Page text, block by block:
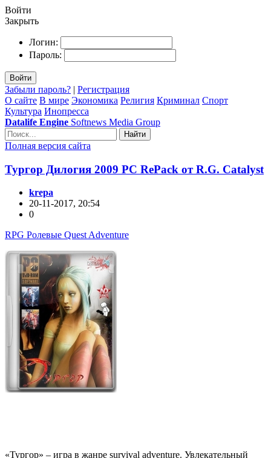
Войти
Закрыть
Логин:
Пароль:
Войти
Забыли пароль? | Регистрация
О сайте В мире Экономика Религия Криминал Спорт
Культура Инопресса
Datalife Engine Softnews Media Group
Найти
Полная версия сайта
Тургор Дилогия 2009 PC RePack от R.G. Catalyst
krepa
20-11-2017, 20:54
0
RPG Ролевые Quest Adventure
«Тургор» – игра в жанре survival adventure. Увлекательный